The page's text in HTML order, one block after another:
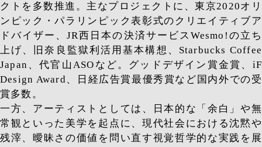
クトを多数推進。主なプロジェクトに、東京2020オリ
ンピック・パラリンピック表彰式のクリエイティブア
ドバイザー、JR西日本の決済サービスWesmo!の立ち
上げ、旧奈良監獄利活用基本構想、Starbucks Coffee
Japan、代官山ASOなど。グッドデザイン賞金賞、iF
Design Award、日経広告賞最優秀賞など国内外での受
賞多数。
一方、アーティストとしては、日本的な「余白」や無
常観といった美学を起点に、現代社会における沈黙や
残滓、曖昧さの価値を問い直す視覚哲学的な実践を展